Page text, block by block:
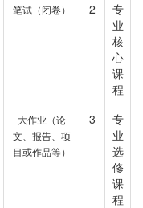
笔试（闭卷） 2
专
业
核
心
课
程
大作业（论
文、报告、项
目或作品等）
3
专
业
选
修
课
程